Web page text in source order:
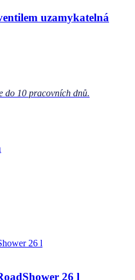
uzamykatelná
do 10 pracovních dnů.
26 l